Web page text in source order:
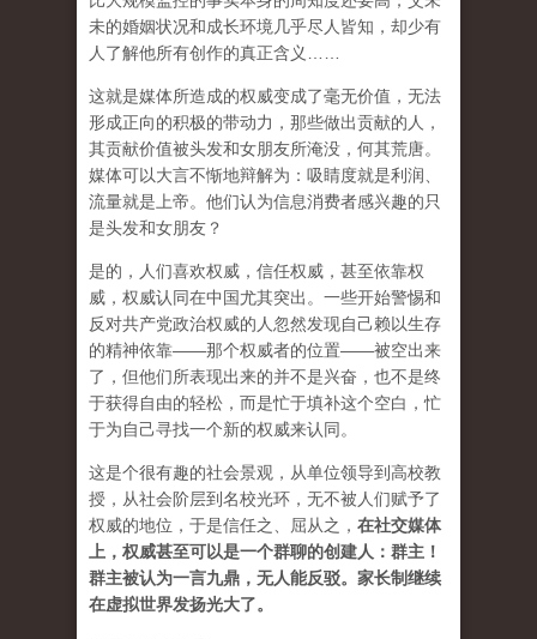
未的婚姻状况和成长环境几乎尽人皆知，却少有
人了解他所有创作的真正含义……
这就是媒体所造成的权威变成了毫无价值，无法
形成正向的积极的带动力，那些做出贡献的人，
其贡献价值被头发和女朋友所淹没，何其荒唐。
媒体可以大言不惭地辩解为：吸睛度就是利润、
流量就是上帝。他们认为信息消费者感兴趣的只
是头发和女朋友？
是的，人们喜欢权威，信任权威，甚至依靠权
威，权威认同在中国尤其突出。一些开始警惕和
反对共产党政治权威的人忽然发现自己赖以生存
的精神依靠——那个权威者的位置——被空出来
了，但他们所表现出来的并不是兴奋，也不是终
于获得自由的轻松，而是忙于填补这个空白，忙
于为自己寻找一个新的权威来认同。
这是个很有趣的社会景观，从单位领导到高校教
授，从社会阶层到名校光环，无不被人们赋予了
权威的地位，于是信任之、屈从之， 在社交媒体
上，权威甚至可以是一个群聊的创建人：群主！
群主被认为一言九鼎，无人能反驳。家长制继续
在虚拟世界发扬光大了。